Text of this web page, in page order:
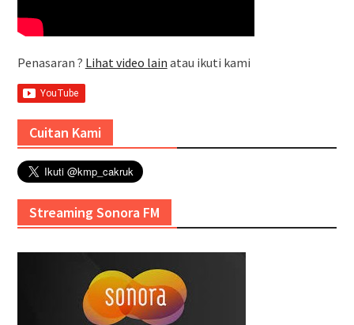
Penasaran ? Lihat video lain atau ikuti kami
Cuitan Kami
Streaming Sonora FM